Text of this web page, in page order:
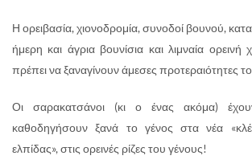
Η ορειβασία, χιονοδρομία, συνοδοί βουνού,
ήμερη και άγρια βουνίσια και λιμναία ορεινή
πρέπει να ξαναγίνουν άμεσες προτεραιότητες
Οι σαρακατσάνοι (κι ο ένας ακόμα)
καθοδηγήσουν ξανά το γένος στα νέα
ελπίδας», στις ορεινές ρίζες του γένους!